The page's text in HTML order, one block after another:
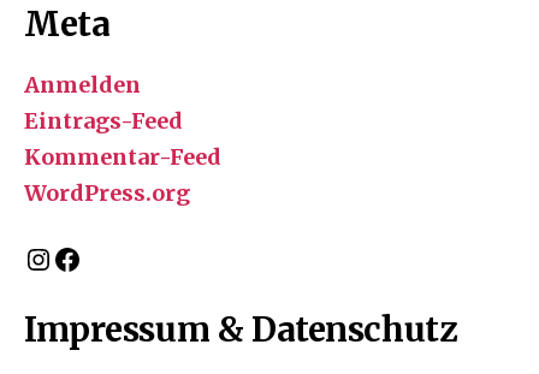
Meta
Anmelden
Eintrags-Feed
Kommentar-Feed
WordPress.org
Instagram
Facebook
Impressum & Datenschutz